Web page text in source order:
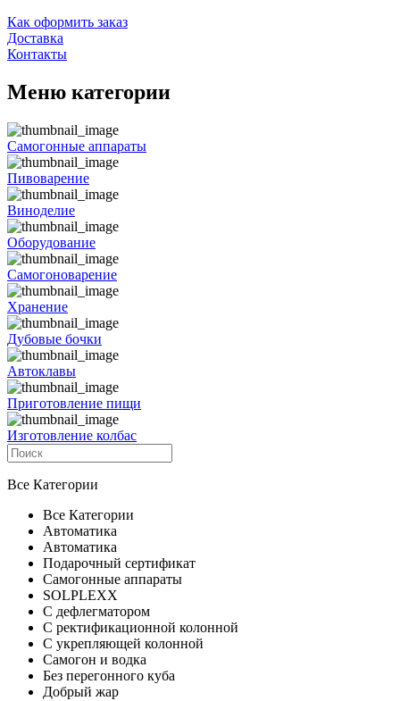
Как оформить заказ
Доставка
Контакты
Меню категории
Самогонные аппараты
Пивоварение
Виноделие
Оборудование
Самогоноварение
Хранение
Дубовые бочки
Автоклавы
Приготовление пищи
Изготовление колбас
Все Категории
Все Категории
Автоматика
Автоматика
Подарочный сертификат
Самогонные аппараты
SOLPLEXX
С дефлегматором
С ректификационной колонной
С укрепляющей колонной
Самогон и водка
Без перегонного куба
Добрый жар